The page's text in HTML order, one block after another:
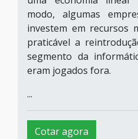
modo, algumas
investem em recursos
praticável a
segmento da
eram jogados fora.
...
Cotar agora